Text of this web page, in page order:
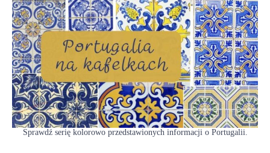
Sprawdź serię kolorowo przedstawionych informacji o Portugalii.